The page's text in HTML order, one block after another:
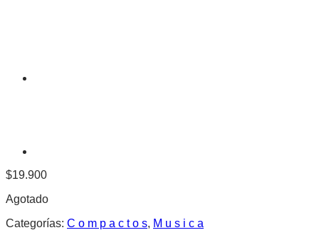
$19.900
Agotado
Categorías: C o m p a c t o s, M u s i c a